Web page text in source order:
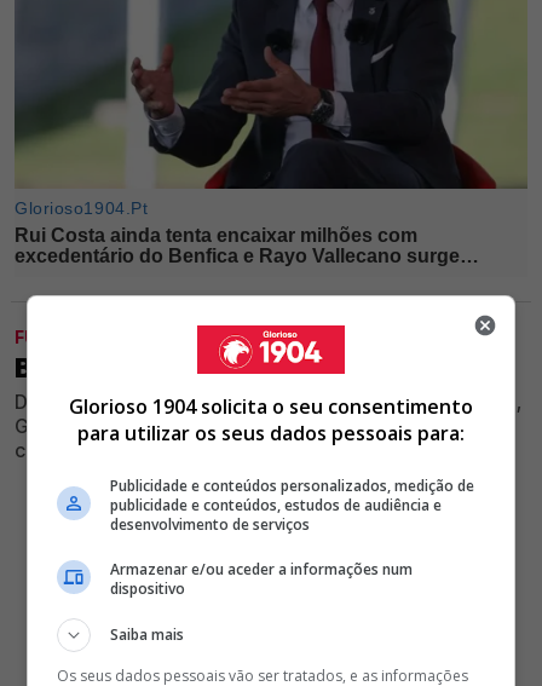
FUTEBOL
BENFICA PERDE 1-0 COM O ALVERCA
Durante amigável de preparação para a próxima época,
Glorioso não conseguiu impedir a derrota diante do
clube do Ribatejo no Seixal
Glorioso 1904 solicita o seu consentimento
para utilizar os seus dados pessoais para:
Publicidade e conteúdos personalizados, medição de
publicidade e conteúdos, estudos de audiência e
desenvolvimento de serviços
Armazenar e/ou aceder a informações num
dispositivo
Saiba mais
Os seus dados pessoais vão ser tratados, e as informações